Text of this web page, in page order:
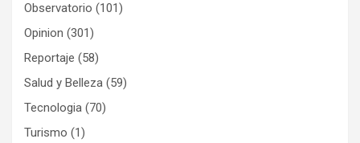
Observatorio (101)
Opinion (301)
Reportaje (58)
Salud y Belleza (59)
Tecnologia (70)
Turismo (1)